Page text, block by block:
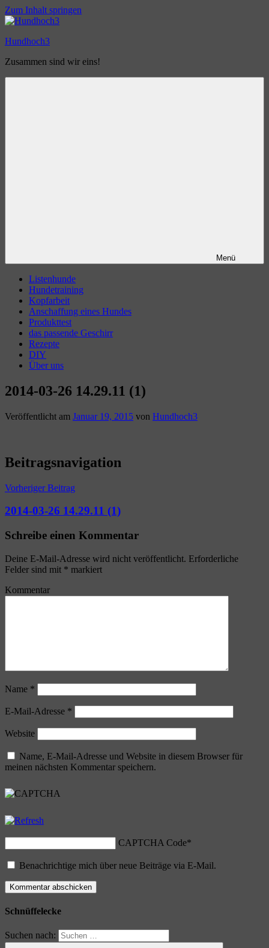
Zum Inhalt springen
Hundhoch3
Zusammen sind wir eins!
Menü
Listenhunde
Hundetraining
Kopfarbeit
Anschaffung eines Hundes
Produkttest
das passende Geschirr
Rezepte
DIY
Über uns
2014-03-26 14.29.11 (1)
Veröffentlicht am Januar 19, 2015 von Hundhoch3
Beitragsnavigation
Vorheriger Beitrag
2014-03-26 14.29.11 (1)
Schreibe einen Kommentar
Deine E-Mail-Adresse wird nicht veröffentlicht. Erforderliche
Felder sind mit * markiert
Kommentar
Name *
E-Mail-Adresse *
Website
Name, E-Mail-Adresse und Website in diesem Browser für
meinen nächsten Kommentar speichern.
CAPTCHA Code*
Benachrichtige mich über neue Beiträge via E-Mail.
Schnüffelecke
Suchen nach: